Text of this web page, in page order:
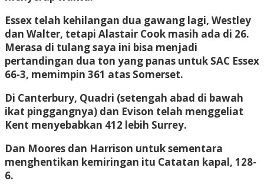
Essex telah kehilangan dua gawang lagi, Westley
dan Walter, tetapi Alastair Cook masih ada di 26.
Merasa di tulang saya ini bisa menjadi
pertandingan dua ton yang panas untuk SAC Essex
66-3, memimpin 361 atas Somerset.
Di Canterbury, Quadri (setengah abad di bawah
ikat pinggangnya) dan Evison telah menggeliat
Kent menyebabkan 412 lebih Surrey.
Dan Moores dan Harrison untuk sementara
menghentikan kemiringan itu Catatan kapal, 128-
6.